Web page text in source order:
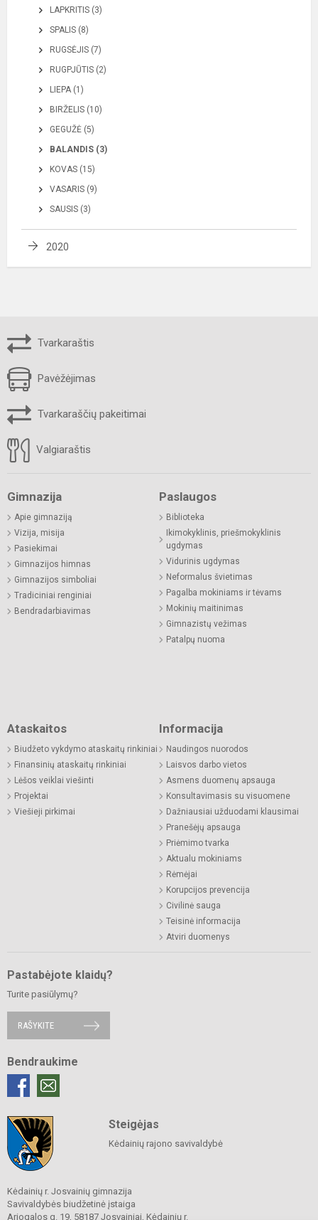
LAPKRITIS (3)
SPALIS (8)
RUGSĖJIS (7)
RUGPJŪTIS (2)
LIEPA (1)
BIRŽELIS (10)
GEGUŽĖ (5)
BALANDIS (3)
KOVAS (15)
VASARIS (9)
SAUSIS (3)
2020
Tvarkaraštis
Pavėžėjimas
Tvarkaraščių pakeitimai
Valgiaraštis
Gimnazija
Apie gimnaziją
Vizija, misija
Pasiekimai
Gimnazijos himnas
Gimnazijos simboliai
Tradiciniai renginiai
Bendradarbiavimas
Paslaugos
Biblioteka
Ikimokyklinis, priešmokyklinis
ugdymas
Vidurinis ugdymas
Neformalus švietimas
Pagalba mokiniams ir tėvams
Mokinių maitinimas
Gimnazistų vežimas
Patalpų nuoma
Ataskaitos
Biudžeto vykdymo ataskaitų rinkiniai
Finansinių ataskaitų rinkiniai
Lėšos veiklai viešinti
Projektai
Viešieji pirkimai
Informacija
Naudingos nuorodos
Laisvos darbo vietos
Asmens duomenų apsauga
Konsultavimasis su visuomene
Dažniausiai užduodami klausimai
Pranešėjų apsauga
Priėmimo tvarka
Aktualu mokiniams
Rėmėjai
Korupcijos prevencija
Civilinė sauga
Teisinė informacija
Atviri duomenys
Pastabėjote klaidų?
Turite pasiūlymų?
RAŠYKITE
Bendraukime
Steigėjas
Kėdainių rajono savivaldybė
Kėdainių r. Josvainių gimnazija
Savivaldybės biudžetinė įstaiga
Ariogalos g. 19, 58187 Josvainiai, Kėdainių r.